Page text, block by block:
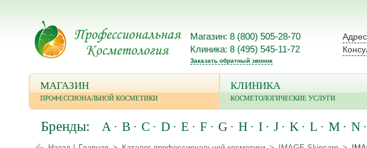
Магазин: 8 (800) 505-28-70
Клиника: 8 (495) 545-11-72
Заказать обратный звонок
МАГАЗИН
ПРОФЕССИОНАЛЬНОЙ КОСМЕТИКИ
КЛИНИКА
КОСМЕТОЛОГИЧЕСКИЕ УСЛУГИ
Бренды: A B C D E F G H I J K L M N